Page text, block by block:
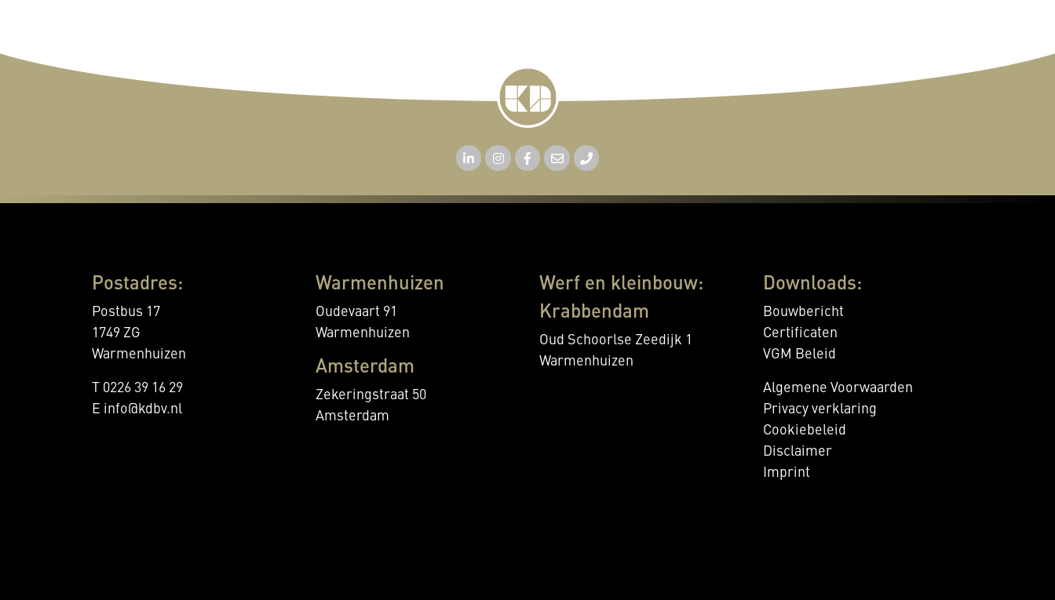
Postadres:
Postbus 17
1749 ZG
Warmenhuizen
T 0226 39 16 29
E info@kdbv.nl
Warmenhuizen
Oudevaart 91
Warmenhuizen
Amsterdam
Zekeringstraat 50
Amsterdam
Werf en kleinbouw:
Krabbendam
Oud Schoorlse Zeedijk 1
Warmenhuizen
Downloads:
Bouwbericht
Certificaten
VGM Beleid
Algemene Voorwaarden
Privacy verklaring
Cookiebeleid
Disclaimer
Imprint